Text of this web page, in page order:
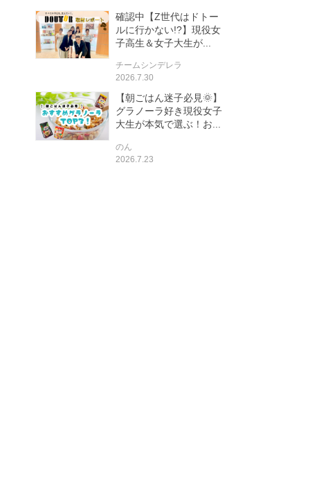
確認中【Z世代はドトー
ルに行かない!?】現役女
子高生＆女子大生が...
チームシンデレラ
2026.7.30
【朝ごはん迷子必見🌞】
グラノーラ好き現役女子
大生が本気で選ぶ！お...
のん
2026.7.23